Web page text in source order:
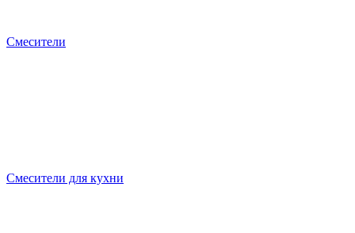
Смесители
Смесители для кухни